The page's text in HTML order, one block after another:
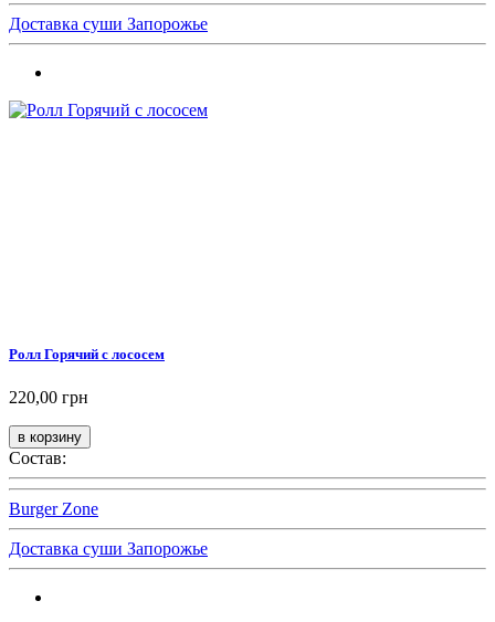
Доставка суши Запорожье
Ролл Горячий с лососем
220,00 грн
Состав:
Burger Zone
Доставка суши Запорожье